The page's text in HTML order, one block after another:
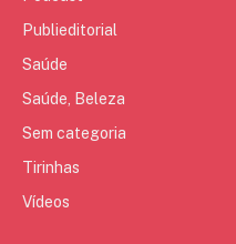
Publieditorial
Saúde
Saúde, Beleza
Sem categoria
Tirinhas
Vídeos